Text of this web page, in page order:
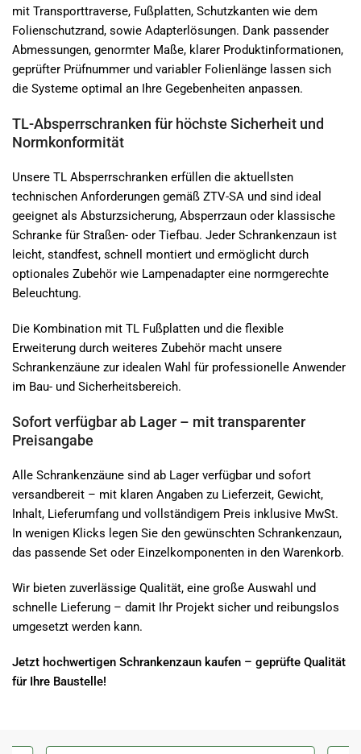
mit Transporttraverse, Fußplatten, Schutzkanten wie dem
Folienschutzrand, sowie Adapterlösungen. Dank passender
Abmessungen, genormter Maße, klarer Produktinformationen,
geprüfter Prüfnummer und variabler Folienlänge lassen sich
die Systeme optimal an Ihre Gegebenheiten anpassen.
TL-Absperrschranken für höchste Sicherheit und
Normkonformität
Unsere TL Absperrschranken erfüllen die aktuellsten
technischen Anforderungen gemäß ZTV-SA und sind ideal
geeignet als Absturzsicherung, Absperrzaun oder klassische
Schranke für Straßen- oder Tiefbau. Jeder Schrankenzaun ist
leicht, standfest, schnell montiert und ermöglicht durch
optionales Zubehör wie Lampenadapter eine normgerechte
Beleuchtung.
Die Kombination mit TL Fußplatten und die flexible
Erweiterung durch weiteres Zubehör macht unsere
Schrankenzäune zur idealen Wahl für professionelle Anwender
im Bau- und Sicherheitsbereich.
Sofort verfügbar ab Lager – mit transparenter
Preisangabe
Alle Schrankenzäune sind ab Lager verfügbar und sofort
versandbereit – mit klaren Angaben zu Lieferzeit, Gewicht,
Inhalt, Lieferumfang und vollständigem Preis inklusive MwSt.
In wenigen Klicks legen Sie den gewünschten Schrankenzaun,
das passende Set oder Einzelkomponenten in den Warenkorb.
Wir bieten zuverlässige Qualität, eine große Auswahl und
schnelle Lieferung – damit Ihr Projekt sicher und reibungslos
umgesetzt werden kann.
Jetzt hochwertigen Schrankenzaun kaufen – geprüfte Qualität
für Ihre Baustelle!